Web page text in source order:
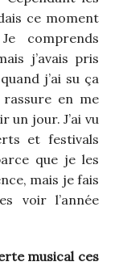
ce moment
comprends
j’avais pris
j’ai su ça
en me
un jour. J’ai vu
et festivals
que je les
mais je fais
voir l’année
musical ces